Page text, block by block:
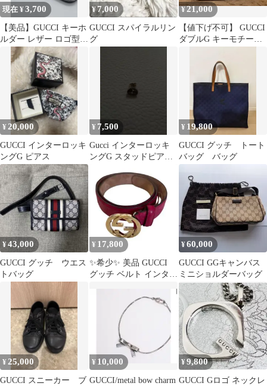
現在 ¥3,700
【美品】GUCCI キーホ
ルダー レザー ロゴ型押
し ブラック
¥7,000
GUCCI スパイラルリン
グ
¥21,000
【値下げ不可】 GUCCI
ダブルG キーモチーフ
¥ 20,000
GUCCI インターロッキ
ングG ピアス
¥ 7,500
Gucci インターロッキ
ングG スタッドピアス
¥ 19,800
GUCCI グッチ トート
バッグ バッグ
¥43,000
GUCCI グッチ ウエス
トバッグ
¥ 17,800
✨希少✨ 美品 GUCCI
グッチ ベルト インター
¥60,000
GUCCI GGキャンバス
ミニショルダーバッグ
¥25,000
GUCCI スニーカー ブ
¥ 10,000
GUCCI/metal bow charm
¥ 9,800
GUCCI Gロゴ ネックレ